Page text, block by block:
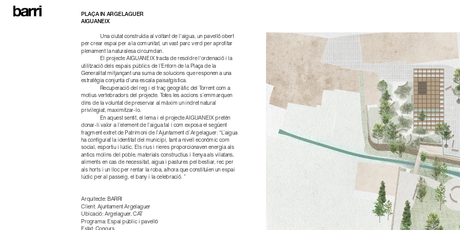
PLAÇA IN ARGELAGUER
AIGUANEIX
Una ciutat construïda al voltant de l'aigua, un pavelló obert
per crear espai per a la comunitat, un vast parc verd per aprofitar
plenament la naturalesa circumdan.
El projecte AIGUANEIX tracta de resoldre l'ordenació i la
utilització dels espais públics de l’Entorn de la Plaça de la
Generalitat mitjançant una suma de solucions que responen a una
estratègia conjunta d’una escala paisatgística.
Recuperació del reg i el traç geogràfic del Torrent com a
motius vertebradors del projecte. Totes les accions s’emmarquen
dins de la voluntat de preservar al màxim un indret natural
privilegiat, maximitzar-lo.
En aquest sentit, el lema i el projecte AIGUANEIX pretén
donar-li valor a l’element de l’aigua tal i com exposa el següent
fragment extret de Patrimoni de l’Ajuntament d’Argelaguer: “L’aigua
ha configurat la identitat del municipi, tant a nivell econòmic com
social, esportiu i lúdic. Els rius i rieres proporcionaven energia als
antics molins del poble, materials constructius i llenya als vilatans,
aliments en cas de necessitat, aigua i pastures pel bestiar, rec per
als horts i un lloc per rentar la roba, alhora que constituïen un espai
lúdic per al passeig, el bany i la celebració. ”
Arquitecte: BARRI
Client: Ajuntament Argelaguer
Ubicació: Argelaguer, CAT
Programa: Espai públic i pavelló
Estat: Concurs